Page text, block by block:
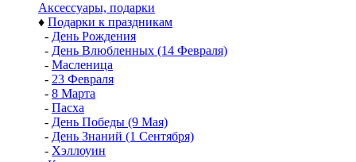
Аксессуары, подарки
♦ Подарки к праздникам
- День Рождения
- День Влюбленных (14 Февраля)
- Масленица
- 23 Февраля
- 8 Марта
- Пасха
- День Победы (9 Мая)
- День Знаний (1 Сентября)
- Хэллоуин